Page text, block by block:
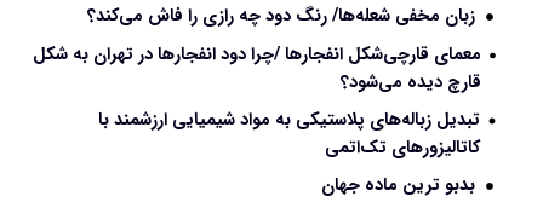
زبان مخفی شعله‌ها/ رنگ دود چه رازی را فاش می‌کند؟
معمای قارچی‌شکل انفجارها /چرا دود انفجارها در تهران به شکل
قارچ دیده می‌شود؟
تبدیل زباله‌های پلاستیکی به مواد شیمیایی ارزشمند با
کاتالیزورهای تک‌اتمی
بدبو ترین ماده جهان